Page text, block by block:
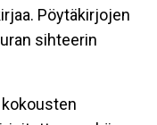
Pöytäkirjojen
sihteerin